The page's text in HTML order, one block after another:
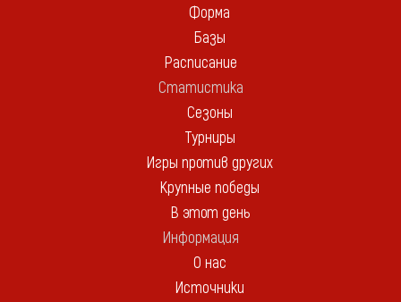
Форма
Базы
Расписание
Статистика
Сезоны
Турниры
Игры против других
Крупные победы
В этот день
Информация
О нас
Источники